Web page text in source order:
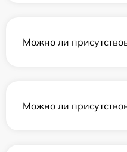
Можно ли
Можно ли